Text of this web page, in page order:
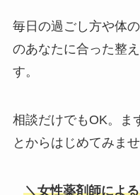
毎日の過ごし方や体
のあなたに合った整
す。
相談だけでもOK。ま
とからはじめてみませ
＼女性薬剤師によ